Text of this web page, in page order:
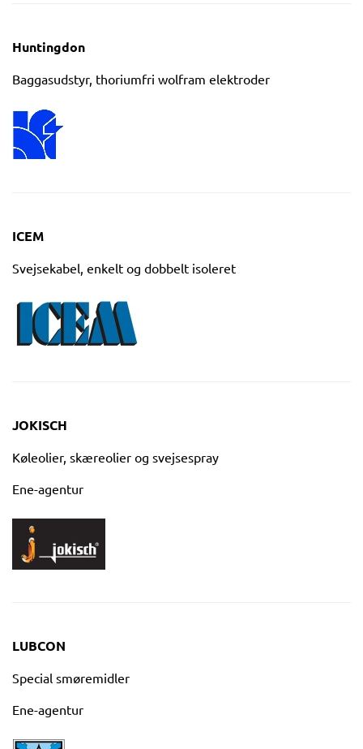
Huntingdon
Baggasudstyr, thoriumfri wolfram elektroder
ICEM
Svejsekabel, enkelt og dobbelt isoleret
JOKISCH
Køleolier, skæreolier og svejsespray
Ene-agentur
LUBCON
Special smøremidler
Ene-agentur